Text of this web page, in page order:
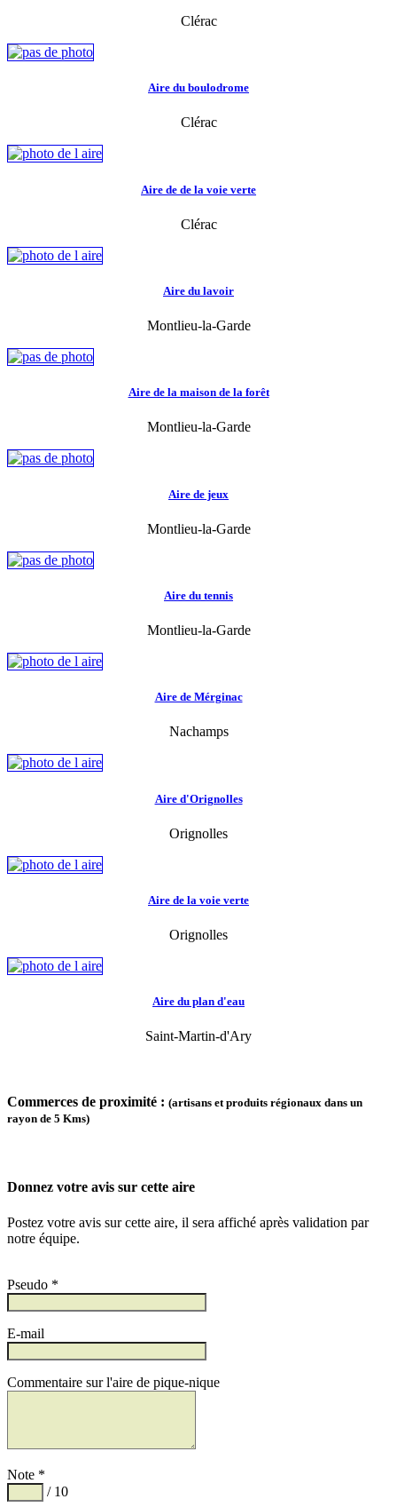
Clérac
Aire du boulodrome
Clérac
Aire de de la voie verte
Clérac
Aire du lavoir
Montlieu-la-Garde
Aire de la maison de la forêt
Montlieu-la-Garde
Aire de jeux
Montlieu-la-Garde
Aire du tennis
Montlieu-la-Garde
Aire de Mérginac
Nachamps
Aire d'Orignolles
Orignolles
Aire de la voie verte
Orignolles
Aire du plan d'eau
Saint-Martin-d'Ary
Commerces de proximité : (artisans et produits régionaux dans un
rayon de 5 Kms)
Donnez votre avis sur cette aire
Postez votre avis sur cette aire, il sera affiché après validation par
notre équipe.
Pseudo *
E-mail
Commentaire sur l'aire de pique-nique
Note *
/ 10